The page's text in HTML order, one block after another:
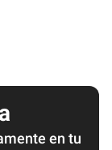
en tu